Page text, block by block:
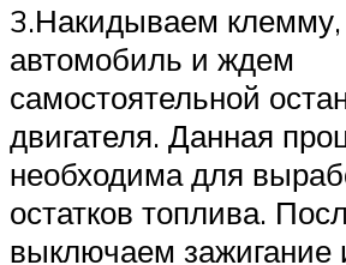
3.Накидываем
автомобиль и ждем
самостоятельной
двигателя. Данная
необходима для
остатков топлива.
выключаем зажигание